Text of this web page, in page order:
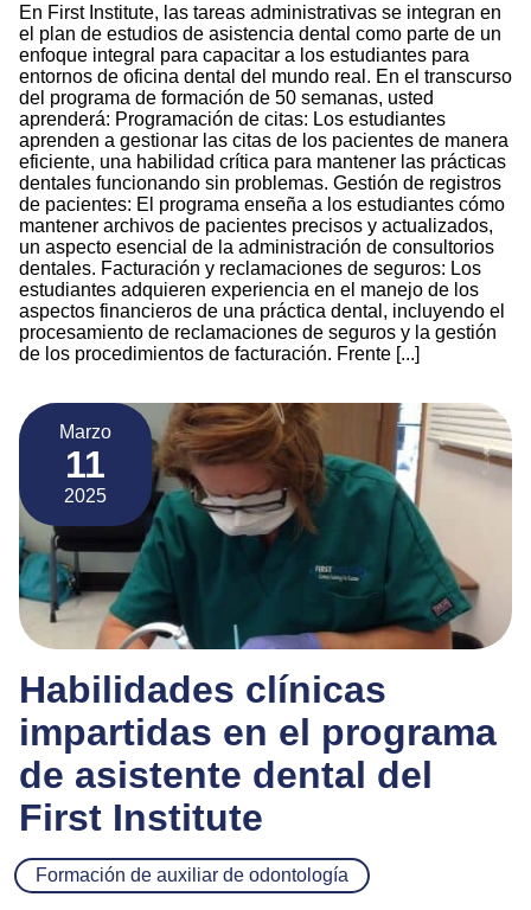
En First Institute, las tareas administrativas se integran en
el plan de estudios de asistencia dental como parte de un
enfoque integral para capacitar a los estudiantes para
entornos de oficina dental del mundo real. En el transcurso
del programa de formación de 50 semanas, usted
aprenderá: Programación de citas: Los estudiantes
aprenden a gestionar las citas de los pacientes de manera
eficiente, una habilidad crítica para mantener las prácticas
dentales funcionando sin problemas. Gestión de registros
de pacientes: El programa enseña a los estudiantes cómo
mantener archivos de pacientes precisos y actualizados,
un aspecto esencial de la administración de consultorios
dentales. Facturación y reclamaciones de seguros: Los
estudiantes adquieren experiencia en el manejo de los
aspectos financieros de una práctica dental, incluyendo el
procesamiento de reclamaciones de seguros y la gestión
de los procedimientos de facturación. Frente [...]
Marzo
11
2025
Habilidades clínicas
impartidas en el programa
de asistente dental del
First Institute
Formación de auxiliar de odontología